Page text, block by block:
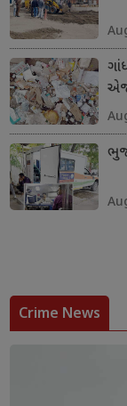
Crime News